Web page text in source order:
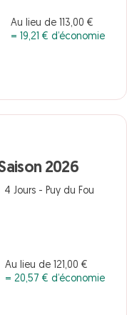
Au lieu de 113,00 €
= 19,21 € d’économie
de 12 ans 3 Jours
2026
Jours - Puy du Fou
Au lieu de 121,00 €
= 20,57 € d’économie
de 12 ans 4 Jours